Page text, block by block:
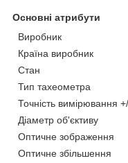
Основні атрибути
Виробник
Країна виробник
Стан
Тип тахеометра
Точність вимірювання
Діаметр об'єктиву
Оптичне зображення
Оптичне збільшення